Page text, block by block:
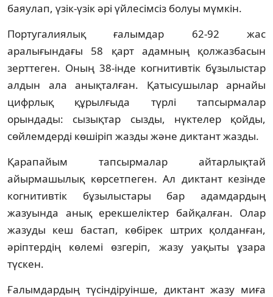
баяулап, үзік-үзік әрі үйлесімсіз болуы мүмкін.
Португалиялық ғалымдар 62-92 жас
аралығындағы 58 қарт адамның қолжазбасын
зерттеген. Оның 38-інде когнитивтік бұзылыстар
алдын ала анықталған. Қатысушылар арнайы
цифрлық құрылғыда түрлі тапсырмалар
орындады: сызықтар сызды, нүктелер қойды,
сөйлемдерді көшіріп жазды және диктант жазды.
Қарапайым тапсырмалар айтарлықтай
айырмашылық көрсетпеген. Ал диктант кезінде
когнитивтік бұзылыстары бар адамдардың
жазуында анық ерекшеліктер байқалған. Олар
жазуды кеш бастап, көбірек штрих қолданған,
әріптердің көлемі өзгеріп, жазу уақыты ұзара
түскен.
Ғалымдардың түсіндіруінше, диктант жазу миға